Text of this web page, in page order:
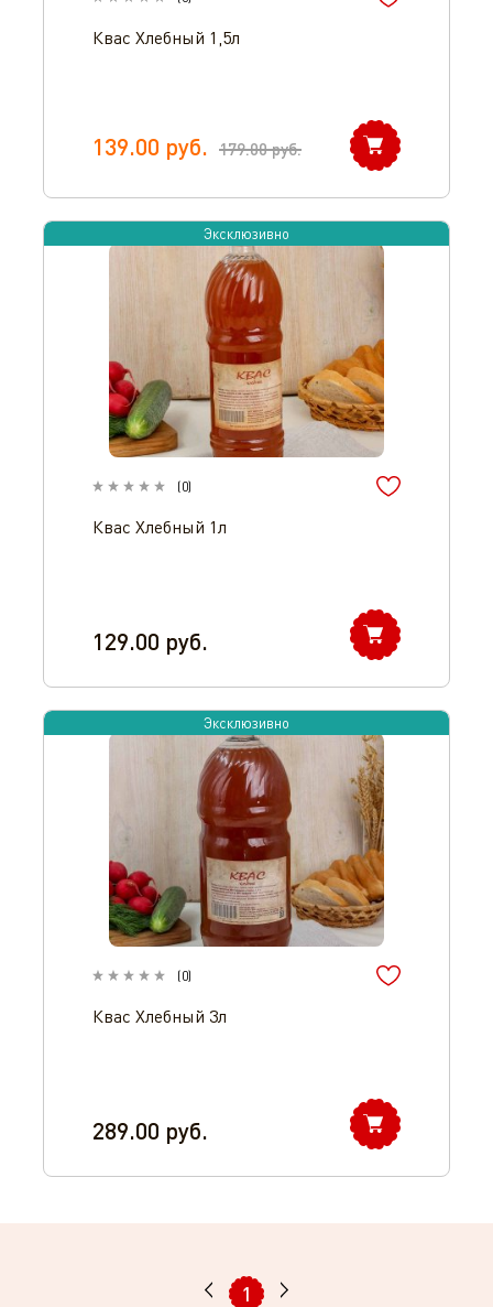
Квас Хлебный 1,5л
139.00 руб. 179.00руб.
Эксклюзивно
(0)
Квас Хлебный 1л
129.00 руб.
Эксклюзивно
(0)
Квас Хлебный 3л
289.00 руб.
1